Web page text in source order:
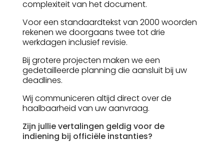
complexiteit van het document.
Voor een standaardtekst van 2000 woorden
rekenen we doorgaans twee tot drie
werkdagen inclusief revisie.
Bij grotere projecten maken we een
gedetailleerde planning die aansluit bij uw
deadlines.
Wij communiceren altijd direct over de
haalbaarheid van uw aanvraag.
Zijn jullie vertalingen geldig voor de
indiening bij officiële instanties?